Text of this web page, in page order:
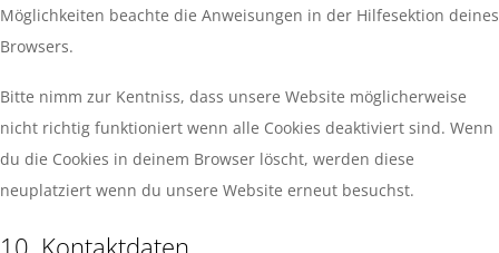
Möglichkeiten beachte die Anweisungen in der Hilfesektion deines
Browsers.
Bitte nimm zur Kentniss, dass unsere Website möglicherweise
nicht richtig funktioniert wenn alle Cookies deaktiviert sind. Wenn
du die Cookies in deinem Browser löscht, werden diese
neuplatziert wenn du unsere Website erneut besuchst.